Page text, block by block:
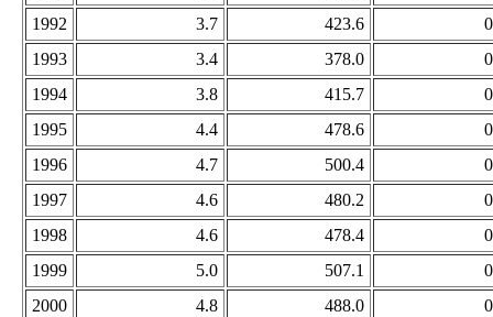
1992
3.7 423.6
1993
3.4 378.0
1994
3.8 415.7
1995
4.4 478.6
1996
4.7 500.4
1997
4.6 480.2
1998
4.6 478.4
1999
5.0 507.1
2000
4.8 488.0